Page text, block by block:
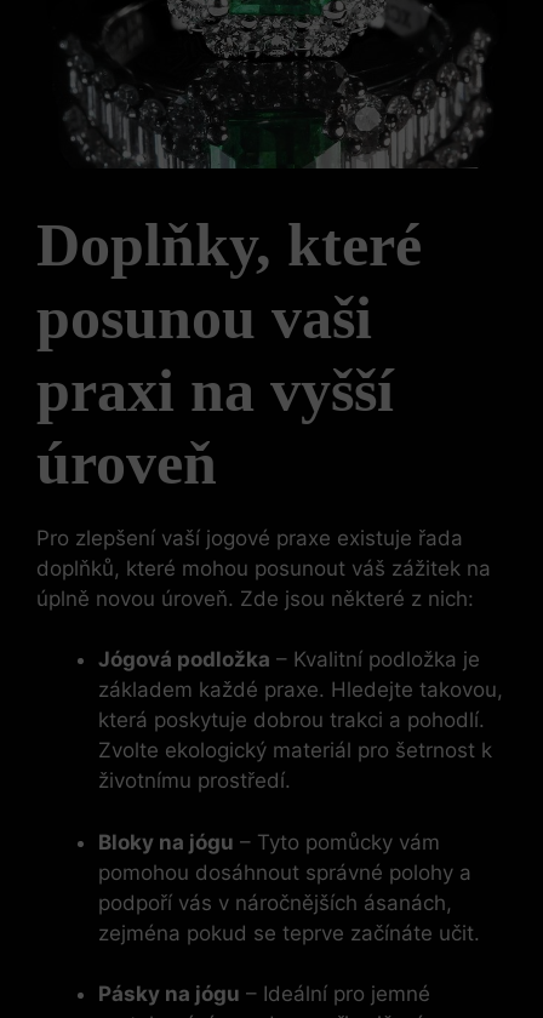
Doplňky, které
posunou vaši
praxi na vyšší
úroveň
Pro zlepšení vaší jogové praxe existuje řada
doplňků, které mohou posunout váš zážitek na
úplně novou úroveň. Zde jsou některé z nich:
Jógová podložka – Kvalitní podložka je
základem každé praxe. Hledejte takovou,
která poskytuje dobrou trakci a pohodlí.
Zvolte ekologický materiál pro šetrnost k
životnímu prostředí.
Bloky na jógu – Tyto pomůcky vám
pomohou dosáhnout správné polohy a
podpoří vás v náročnějších ásanách,
zejména pokud se teprve začínáte učit.
Pásky na jógu – Ideální pro jemné